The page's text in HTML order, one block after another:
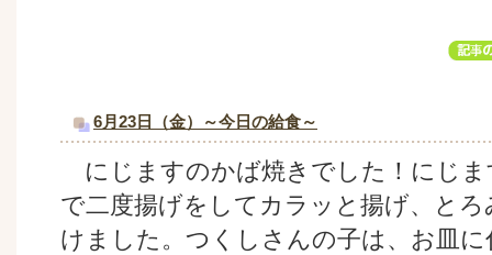
6月23日（金）～今日の給食～
にじますのかば焼きでした！にじま
で二度揚げをしてカラッと揚げ、と
けました。つくしさんの子は、お皿